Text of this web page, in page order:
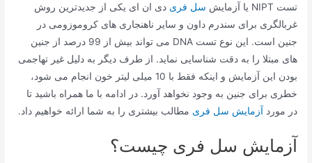
تست NIPT یا آزمایش سل فری دی ان ای یکی از جدیدترین روش
غربالگری برای سندرم داون و سایر ناهنجاری های کروموزومی در
جنین است. این نوع تست DNA می تواند بیش از 99 درصد از جنین
های مبتلا را به دقت شناسایی نماید. از طرف دیگر به دلیل غیر تهاجمی
بودن این آزمایش و اینکه فقط با 10 میلی لیتر خون انجام می شود،
خطری برای جنین به وجود نخواهد آورد. در ادامه با ما همراه باشید تا
در موردآزمایش سل فری مطالب بیشتری را به شما ارائه خواهیم داد.
آزمایش سل فری چیست؟